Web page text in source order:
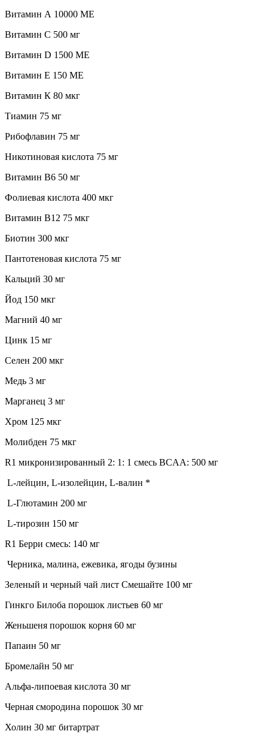
Витамин А 10000 МЕ
Витамин С 500 мг
Витамин D 1500 МЕ
Витамин Е 150 МЕ
Витамин К 80 мкг
Тиамин 75 мг
Рибофлавин 75 мг
Никотиновая кислота 75 мг
Витамин В6 50 мг
Фолиевая кислота 400 мкг
Витамин В12 75 мкг
Биотин 300 мкг
Пантотеновая кислота 75 мг
Кальций 30 мг
Йод 150 мкг
Магний 40 мг
Цинк 15 мг
Селен 200 мкг
Медь 3 мг
Марганец 3 мг
Хром 125 мкг
Молибден 75 мкг
R1 микронизированный 2: 1: 1 смесь BCAA: 500 мг
L-лейцин, L-изолейцин, L-валин *
L-Глютамин 200 мг
L-тирозин 150 мг
R1 Берри смесь: 140 мг
Черника, малина, ежевика, ягоды бузины
Зеленый и черный чай лист Смешайте 100 мг
Гинкго Билоба порошок листьев 60 мг
Женьшеня порошок корня 60 мг
Папаин 50 мг
Бромелайн 50 мг
Альфа-липоевая кислота 30 мг
Черная смородина порошок 30 мг
Холин 30 мг битартрат